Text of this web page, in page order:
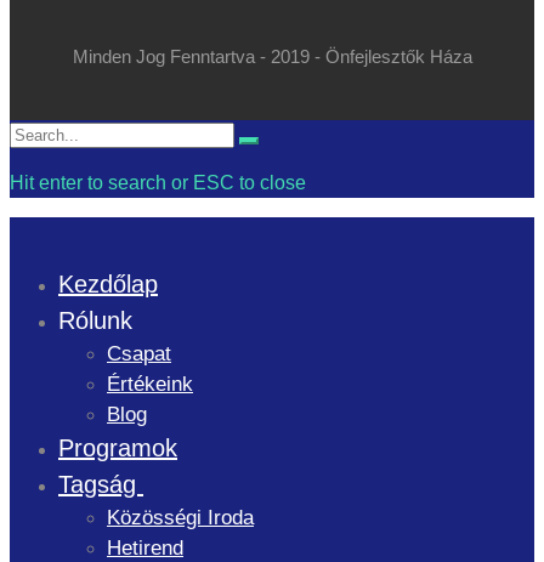
Minden Jog Fenntartva - 2019 - Önfejlesztők Háza
Search
Search
Hit enter to search or ESC to close
Kezdőlap
Rólunk
Csapat
Értékeink
Blog
Programok
Tagság
Közösségi Iroda
Hetirend